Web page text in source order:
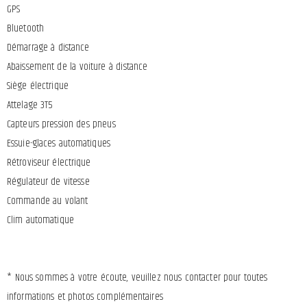
GPS
Bluetooth
Démarrage à distance
Abaissement de la voiture à distance
Siège électrique
Attelage 3T5
Capteurs pression des pneus
Essuie-glaces automatiques
Rétroviseur électrique
Régulateur de vitesse
Commande au volant
Clim automatique
* Nous sommes à votre écoute, veuillez nous contacter pour toutes
informations et photos complémentaires